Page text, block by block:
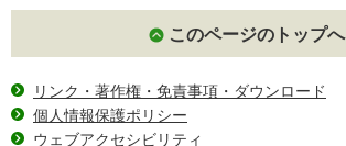
このページのトップへ
リンク・著作権・免責事項・ダウンロード
個人情報保護ポリシー
ウェブアクセシビリティ